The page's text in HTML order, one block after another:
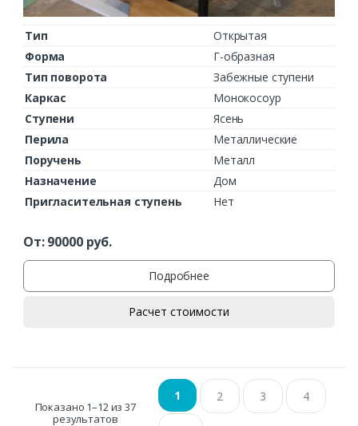
Тип
Открытая
Форма
Г-образная
Тип поворота
Забежные ступени
Каркас
Монокосоур
Ступени
Ясень
Перила
Металлические
Поручень
Металл
Назначение
Дом
Пригласительная ступень
Нет
От:90000руб.
Подробнее
Расчет стоимости
Показано 1–12 из 37
результатов
1 2 3 4